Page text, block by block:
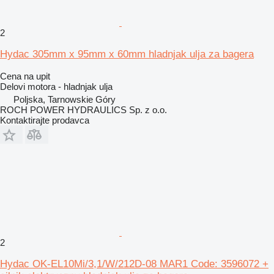
2
Hydac 305mm x 95mm x 60mm hladnjak ulja za bagera
Cena na upit
Delovi motora - hladnjak ulja
Poljska, Tarnowskie Góry
ROCH POWER HYDRAULICS Sp. z o.o.
Kontaktirajte prodavca
2
Hydac OK-EL10Mi/3,1/W/212D-08 MAR1 Code: 3596072 +